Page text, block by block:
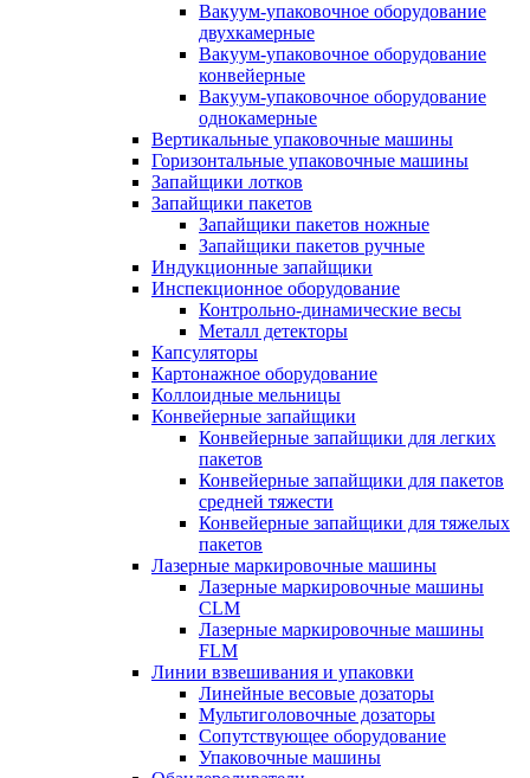
Вакуум-упаковочное оборудование
двухкамерные
Вакуум-упаковочное оборудование
конвейерные
Вакуум-упаковочное оборудование
однокамерные
Вертикальные упаковочные машины
Горизонтальные упаковочные машины
Запайщики лотков
Запайщики пакетов
Запайщики пакетов ножные
Запайщики пакетов ручные
Индукционные запайщики
Инспекционное оборудование
Контрольно-динамические весы
Металл детекторы
Капсуляторы
Картонажное оборудование
Коллоидные мельницы
Конвейерные запайщики
Конвейерные запайщики для легких
пакетов
Конвейерные запайщики для пакетов
средней тяжести
Конвейерные запайщики для тяжелых
пакетов
Лазерные маркировочные машины
Лазерные маркировочные машины
CLM
Лазерные маркировочные машины
FLM
Линии взвешивания и упаковки
Линейные весовые дозаторы
Мультиголовочные дозаторы
Сопутствующее оборудование
Упаковочные машины